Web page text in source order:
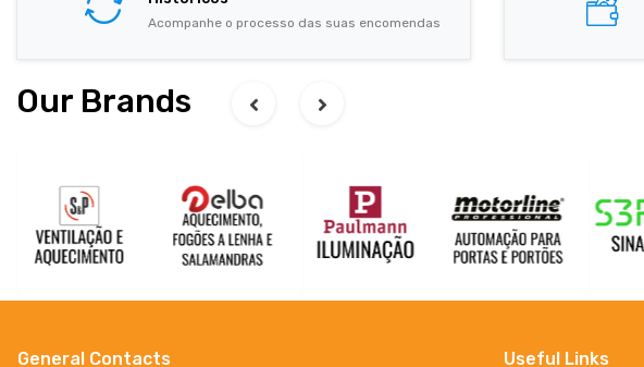
Acompanhe o processo das suas encomendas
Our Brands
General Contacts Useful Links